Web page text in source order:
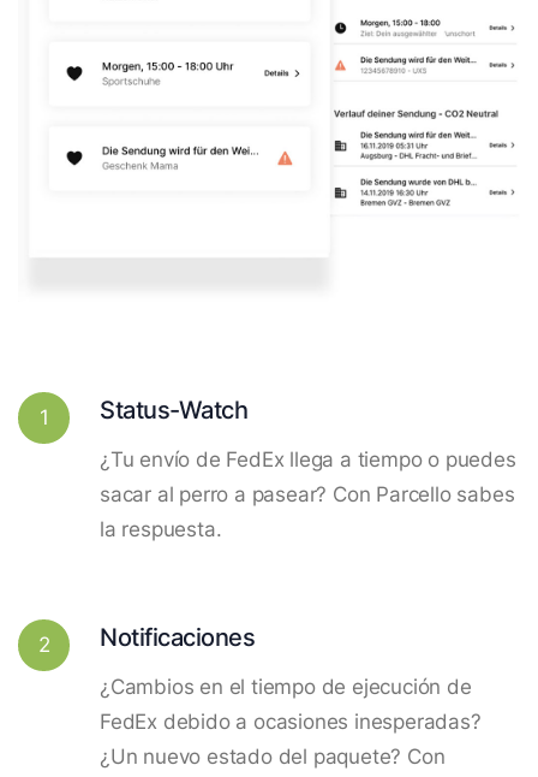
1 Status-Watch
¿Tu envío de FedEx llega a tiempo o puedes
sacar al perro a pasear? Con Parcello sabes
la respuesta.
2 Notificaciones
¿Cambios en el tiempo de ejecución de
FedEx debido a ocasiones inesperadas?
¿Un nuevo estado del paquete? Con